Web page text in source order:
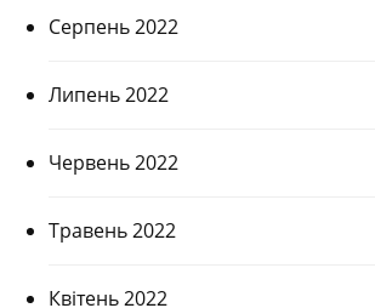
Серпень 2022
Липень 2022
Червень 2022
Травень 2022
Квітень 2022